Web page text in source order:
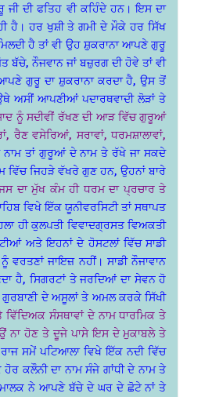
ਜੀ ਦੀ ਫਤਿਹ ਵੀ ਕਹਿੰਦੇ ਹਨ। ਇਸ ਦਾ
ਹੈ। ਹਰ ਖੁਸ਼ੀ ਤੇ ਗਮੀ ਦੇ ਮੌਕੇ ਹਰ ਸਿੱਖ
ਹੈ ਤਾਂ ਵੀ ਉਹ ਸ਼ੁਕਰਾਨਾ ਆਪਣੇ ਗੁਰੂ
ਬੱਚੇ, ਨੌਜਵਾਨ ਜਾਂ ਬਜ਼ੁਰਗ ਦੀ ਹੋਵੇ ਤਾਂ ਵੀ
ਗੁਰੂ ਦਾ ਸ਼ੁਕਰਾਨਾ ਕਰਦਾ ਹੈ, ਉਸ ਤੋਂ
ਅਸੀਂ ਆਪਣੀਆਂ ਪਦਾਰਥਵਾਦੀ ਲੋੜਾਂ ਤੇ
ਨੂੰ ਸਦੀਵੀਂ ਰੱਖਣ ਦੀ ਆੜ ਵਿੱਚ ਗੁਰੂਆਂ
ਰੈਣ ਵਸੇਰਿਆਂ, ਸਰਾਵਾਂ, ਧਰਮਸ਼ਾਲਾਵਾਂ,
ਨਾਮ ਤਾਂ ਗੁਰੂਆਂ ਦੇ ਨਾਮ ਤੇ ਰੱਖੇ ਜਾ ਸਕਦੇ
ਵਿੱਚ ਜਿਹੜੇ ਵੱਖਰੇ ਗੁਣ ਹਨ, ਉਹਨਾਂ ਬਾਰੇ
ਦਾ ਮੁੱਖ ਕੰਮ ਹੀ ਧਰਮ ਦਾ ਪ੍ਰਚਾਰ ਤੇ
ਵਿਖੇ ਇੱਕ ਯੂਨੀਵਰਸਿਟੀ ਤਾਂ ਸਥਾਪਤ
ਹੀ ਕੁਲਪਤੀ ਵਿਵਾਦਗ੍ਰਸਤ ਵਿਅਕਤੀ
ਅਤੇ ਇਹਨਾਂ ਦੇ ਹੋਸਟਲਾਂ ਵਿੱਚ ਸਾਡੀ
ਜਾਇਜ਼ ਨਹੀਂ। ਸਾਡੀ ਨੌਜਾਵਾਨ
ਹੈ, ਸਿਗਰਟਾਂ ਤੇ ਜਰਦਿਆਂ ਦਾ ਸੇਵਨ ਹੋ
ਦੇ ਅਸੂਲਾਂ ਤੇ ਅਮਲ ਕਰਕੇ ਸਿੱਖੀ
ਸੰਸਥਾਵਾਂ ਦੇ ਨਾਮ ਧਾਰਮਿਕ ਤੇ
ਨਾ ਹੋਣ ਤੇ ਦੂਜੇ ਪਾਸੇ ਇਸ ਦੇ ਮੁਕਾਬਲੇ ਤੇ
ਸਮੇਂ ਪਟਿਆਲਾ ਵਿਖੇ ਇੱਕ ਨਦੀ ਵਿੱਚ
ਕਲੌਨੀ ਦਾ ਨਾਮ ਸੰਜੇ ਗਾਂਧੀ ਦੇ ਨਾਮ ਤੇ
ਮਾਲਕ ਨੇ ਆਪਣੇ ਬੱਚੇ ਦੇ ਘਰ ਦੇ ਛੋਟੇ ਨਾਂ ਤੇ